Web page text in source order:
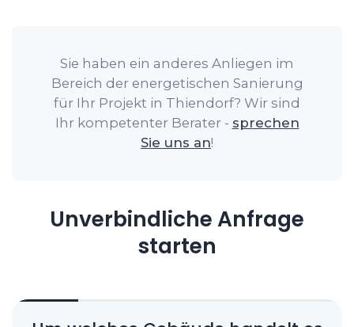
Sie haben ein anderes Anliegen im
Bereich der energetischen Sanierung
für Ihr Projekt in Thiendorf? Wir sind
Ihr kompetenter Berater - sprechen
Sie uns an!
Unverbindliche Anfrage
starten